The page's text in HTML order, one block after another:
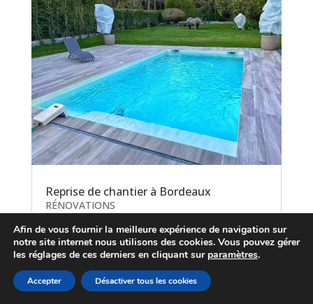
Reprise de chantier à Bordeaux
RÉNOVATIONS
Afin de vous fournir la meilleure expérience de navigation sur
notre site internet nous utilisons des cookies. Vous pouvez gérer
les réglages de ces derniers en cliquant sur paramètres.
Accepter Désactiver tous les cookies